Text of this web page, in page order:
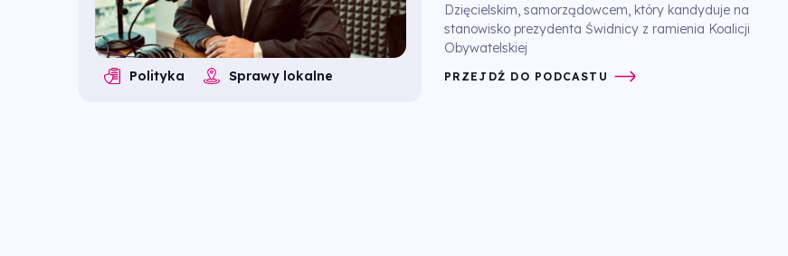
Polityka Sprawy lokalne
Dzięcielskim, samorządowcem, który kandyduje na
stanowisko prezydenta Świdnicy z ramienia Koalicji
Obywatelskiej
PRZEJDŹ DO PODCASTU